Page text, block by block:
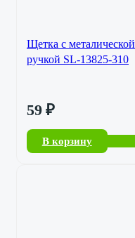
Щетка с металической
ручкой SL-13825-310
59 ₽
В корзину